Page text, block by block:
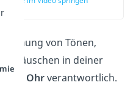
von Tönen,
Geräuschen in deiner
das Ohrverantwortlich.